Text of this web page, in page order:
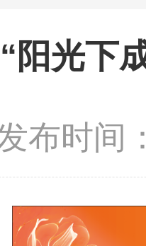
阳光下
布时间